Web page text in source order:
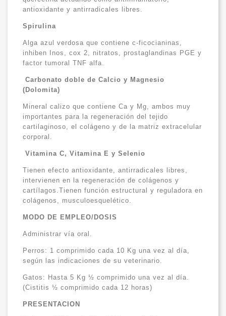
antioxidante y antirradicales libres.
Spirulina
Alga azul verdosa que contiene c-ficocianinas,
inhiben Inos, cox 2, nitratos, prostaglandinas PGE y
factor tumoral TNF alfa.
Carbonato doble de Calcio y Magnesio
(Dolomita)
Mineral calizo que contiene Ca y Mg, ambos muy
importantes para la regeneración del tejido
cartilaginoso, el colágeno y de la matriz extracelular
corporal.
Vitamina C, Vitamina E y Selenio
Tienen efecto antioxidante, antirradicales libres,
intervienen en la regeneración de colágenos y
cartílagos.Tienen función estructural y reguladora en
colágenos, musculoesquelético.
MODO DE EMPLEO/DOSIS
Administrar vía oral.
Perros: 1 comprimido cada 10 Kg una vez al día,
según las indicaciones de su veterinario.
Gatos: Hasta 5 Kg ½ comprimido una vez al día.
(Cistitis ½ comprimido cada 12 horas)
PRESENTACION